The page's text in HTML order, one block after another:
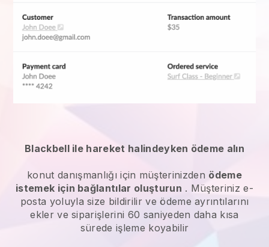
Blackbell ile hareket halindeyken ödeme alın
konut danışmanlığı için müşterinizden ödeme
istemek için bağlantılar oluşturun . Müşteriniz e-
posta yoluyla size bildirilir ve ödeme ayrıntılarını
ekler ve siparişlerini 60 saniyeden daha kısa
sürede işleme koyabilir